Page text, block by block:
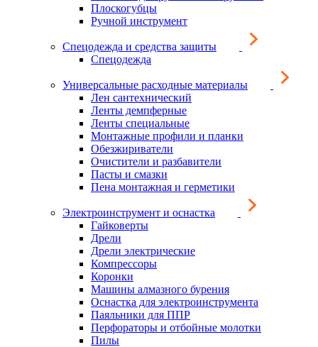
Плоскогубцы
Ручной инструмент
Спецодежда и средства защиты
Спецодежда
Универсальные расходные материалы
Лен сантехнический
Ленты демпферные
Ленты специальные
Монтажные профили и планки
Обезжириватели
Очистители и разбавители
Пасты и смазки
Пена монтажная и герметики
Электроинструмент и оснастка
Гайковерты
Дрели
Дрели электрические
Компрессоры
Коронки
Машины алмазного бурения
Оснастка для электроинструмента
Паяльники для ППР
Перфораторы и отбойные молотки
Пилы